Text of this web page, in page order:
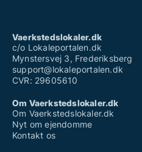
Vaerkstedslokaler.dk
c/o Lokaleportalen.dk
Mynstersvej 3, Frederiksberg
support@lokaleportalen.dk
CVR: 29605610
Om Vaerkstedslokaler.dk
Om Vaerkstedslokaler.dk
Nyt om ejendomme
Kontakt os